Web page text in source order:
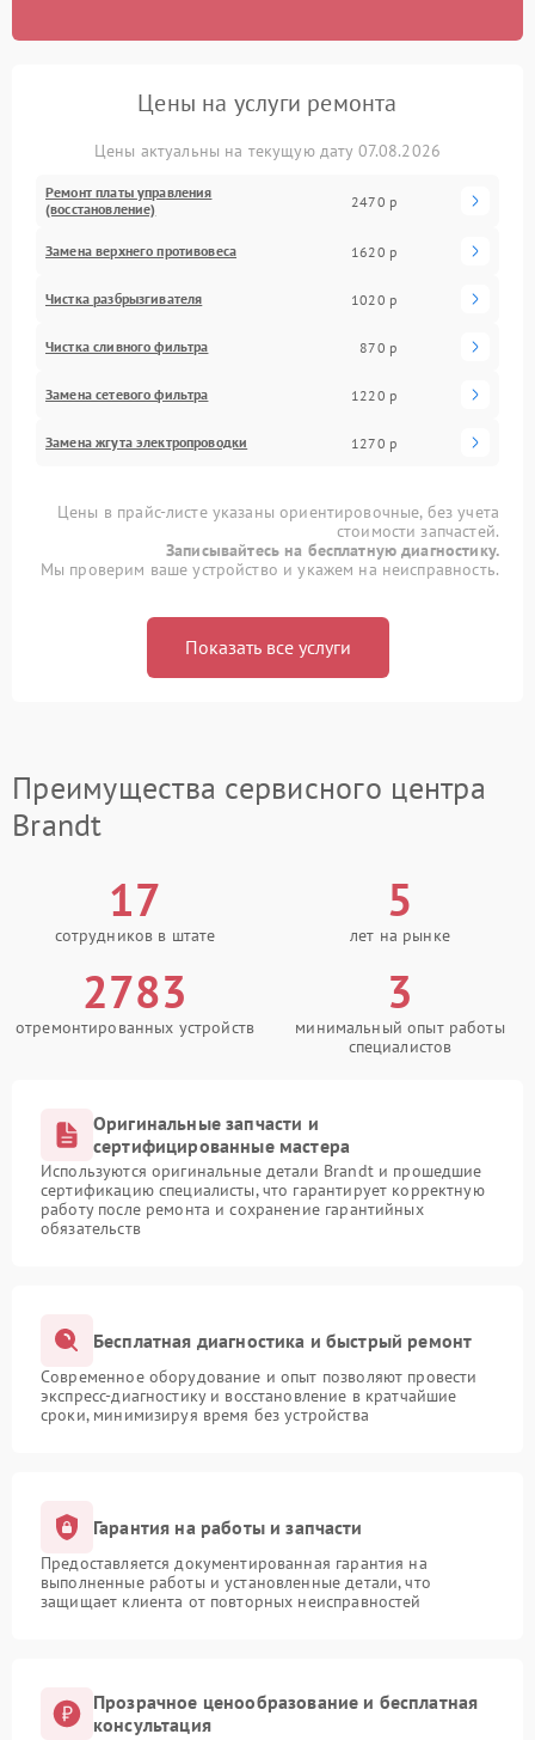
Цены на услуги ремонта
Цены актуальны на текущую дату 07.08.2026
Ремонт платы управления
(восстановление)
2470 р
Замена верхнего противовеса 1620 р
Чистка разбрызгивателя 1020 р
Чистка сливного фильтра 870 р
Замена сетевого фильтра 1220 р
Замена жгута электропроводки 1270 р
Цены в прайс-листе указаны ориентировочные, без учета
стоимости запчастей.
Записывайтесь на бесплатную диагностику.
Мы проверим ваше устройство и укажем на неисправность.
Показать все услуги
Преимущества сервисного центра
Brandt
17
сотрудников в штате
5
лет на рынке
2783
отремонтированных устройств
3
минимальный опыт работы
специалистов
Оригинальные запчасти и
сертифицированные мастера
Используются оригинальные детали Brandt и прошедшие
сертификацию специалисты, что гарантирует корректную
работу после ремонта и сохранение гарантийных
обязательств
Бесплатная диагностика и быстрый ремонт
Современное оборудование и опыт позволяют провести
экспресс-диагностику и восстановление в кратчайшие
сроки, минимизируя время без устройства
Гарантия на работы и запчасти
Предоставляется документированная гарантия на
выполненные работы и установленные детали, что
защищает клиента от повторных неисправностей
Прозрачное ценообразование и бесплатная
консультация